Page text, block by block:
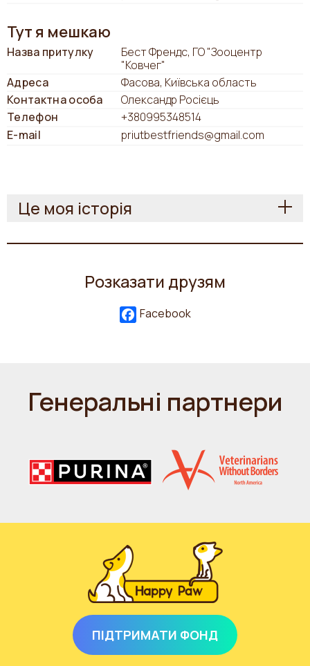
Тут я мешкаю
Назва притулку
Бест Френдс, ГО "Зооцентр
"Ковчег"
Адреса
Фасова, Київська область
Контактна особа
Олександр Росієць
Телефон
+380995348514
E-mail
priutbestfriends@gmail.com
Це моя історія
Розказати друзям
Facebook
Генеральні партнери
ПІДТРИМАТИ ФОНД